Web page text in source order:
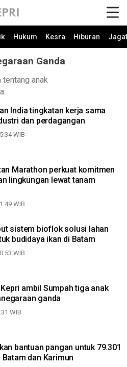
Hukum Kesra Hiburan Jagat
Ganda
tentang anak
India tingkatan kerja sama
dan perdagangan
WIB
Marathon perkuat komitmen
lingkungan lewat tanam
WIB
sistem bioflok solusi lahan
budidaya ikan di Batam
WIB
ambil Sumpah tiga anak
ganda
WIB
bantuan pangan untuk 79.301
dan Karimun